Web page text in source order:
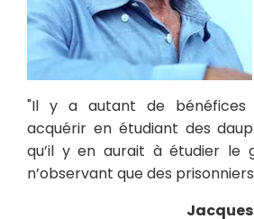
"Il y a autant de bénéfices
acquérir en étudiant des
qu’il y en aurait à étudier le
n’observant que des